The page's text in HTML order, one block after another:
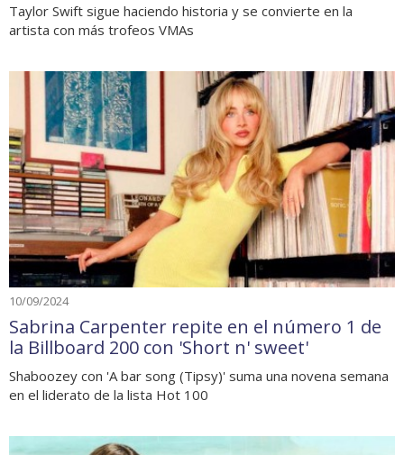
Taylor Swift sigue haciendo historia y se convierte en la
artista con más trofeos VMAs
10/09/2024
Sabrina Carpenter repite en el número 1 de
la Billboard 200 con 'Short n' sweet'
Shaboozey con 'A bar song (Tipsy)' suma una novena semana
en el liderato de la lista Hot 100